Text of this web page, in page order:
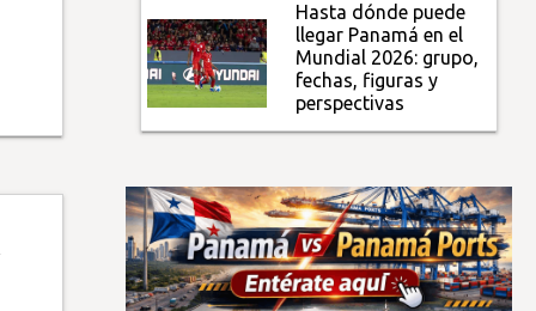
Hasta dónde puede
llegar Panamá en el
Mundial 2026: grupo,
fechas, figuras y
perspectivas